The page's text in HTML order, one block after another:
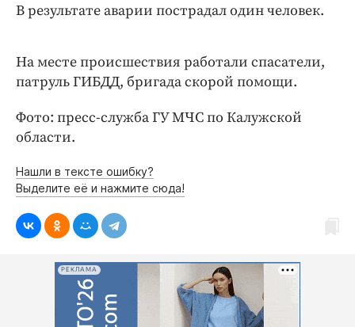
Бренд года
В результате аварии пострадал один человек.
На месте происшествия работали спасатели,
патруль ГИБДД, бригада скорой помощи.
Фото: пресс-служба ГУ МЧС по Калужской
области.
Нашли в тексте ошибку?
Выделите её и нажмите сюда!
РЕКЛАМА